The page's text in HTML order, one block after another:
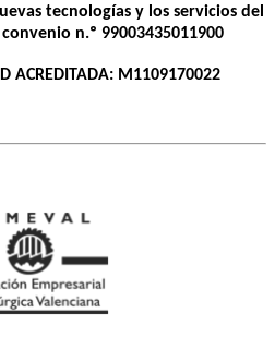
tecnologías y los servicios del
n.º 99003435011900
ACREDITADA: M1109170022